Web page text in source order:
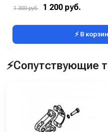
1 300 руб. 1 200 руб.
⚡ В
⚡Сопутствующие